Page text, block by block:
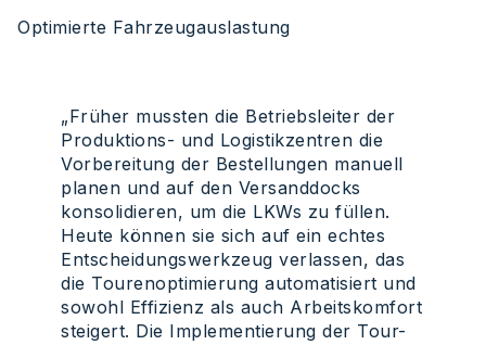
Optimierte Fahrzeugauslastung
„Früher mussten die Betriebsleiter der
Produktions- und Logistikzentren die
Vorbereitung der Bestellungen manuell
planen und auf den Versanddocks
konsolidieren, um die LKWs zu füllen.
Heute können sie sich auf ein echtes
Entscheidungswerkzeug verlassen, das
die Tourenoptimierung automatisiert und
sowohl Effizienz als auch Arbeitskomfort
steigert. Die Implementierung der Tour-